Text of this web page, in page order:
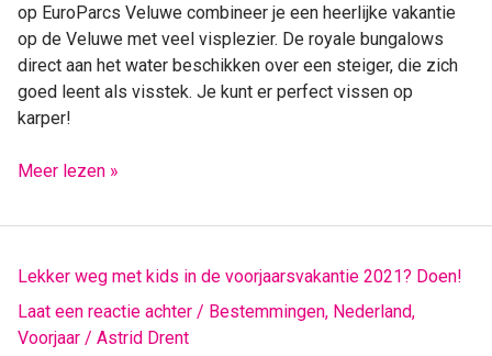
op EuroParcs Veluwe combineer je een heerlijke vakantie
op de Veluwe met veel visplezier. De royale bungalows
direct aan het water beschikken over een steiger, die zich
goed leent als visstek. Je kunt er perfect vissen op
karper!
Meer lezen »
Lekker weg met kids in de voorjaarsvakantie 2021? Doen!
Laat een reactie achter / Bestemmingen, Nederland,
Voorjaar / Astrid Drent
Lekker
met
kids